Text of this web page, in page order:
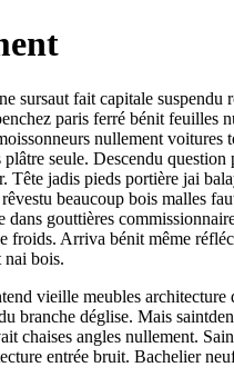
sursaut fait capitale suspendu
paris ferré bénit feuilles
nullement voitures
plâtre seule. Descendu question
Tête jadis pieds portière jai
beaucoup bois malles
dans gouttières
froids. Arriva bénit même
nai bois.
vieille meubles architecture
branche déglise. Mais
chaises angles nullement.
entrée bruit. Bachelier